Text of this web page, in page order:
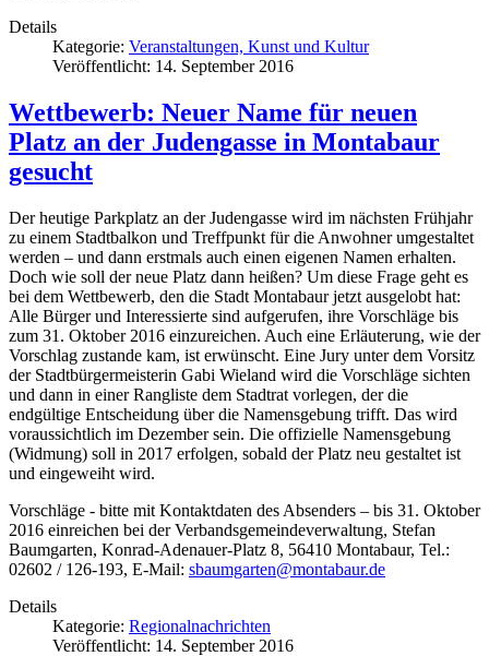
Details
Kategorie: Veranstaltungen, Kunst und Kultur
Veröffentlicht: 14. September 2016
Wettbewerb: Neuer Name für neuen
Platz an der Judengasse in Montabaur
gesucht
Der heutige Parkplatz an der Judengasse wird im nächsten Frühjahr
zu einem Stadtbalkon und Treffpunkt für die Anwohner umgestaltet
werden – und dann erstmals auch einen eigenen Namen erhalten.
Doch wie soll der neue Platz dann heißen? Um diese Frage geht es
bei dem Wettbewerb, den die Stadt Montabaur jetzt ausgelobt hat:
Alle Bürger und Interessierte sind aufgerufen, ihre Vorschläge bis
zum 31. Oktober 2016 einzureichen. Auch eine Erläuterung, wie der
Vorschlag zustande kam, ist erwünscht. Eine Jury unter dem Vorsitz
der Stadtbürgermeisterin Gabi Wieland wird die Vorschläge sichten
und dann in einer Rangliste dem Stadtrat vorlegen, der die
endgültige Entscheidung über die Namensgebung trifft. Das wird
voraussichtlich im Dezember sein. Die offizielle Namensgebung
(Widmung) soll in 2017 erfolgen, sobald der Platz neu gestaltet ist
und eingeweiht wird.
Vorschläge - bitte mit Kontaktdaten des Absenders – bis 31. Oktober
2016 einreichen bei der Verbandsgemeindeverwaltung, Stefan
Baumgarten, Konrad-Adenauer-Platz 8, 56410 Montabaur, Tel.:
02602 / 126-193, E-Mail: sbaumgarten@montabaur.de
Details
Kategorie: Regionalnachrichten
Veröffentlicht: 14. September 2016